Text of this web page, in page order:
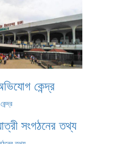
কেন্দ্র
সংগঠনের তথ্য